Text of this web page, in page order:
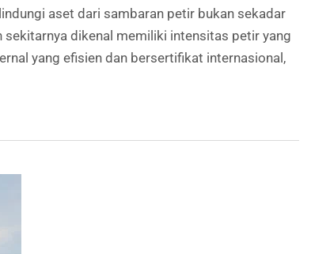
aset dari sambaran petir bukan sekadar
sekitarnya dikenal memiliki intensitas petir yang
yang efisien dan bersertifikat internasional,